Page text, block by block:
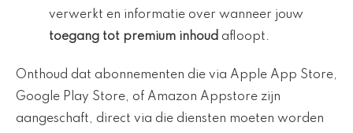
verwerkt en informatie over wanneer jouw
toegang tot premium inhoud afloopt.
Onthoud dat abonnementen die via Apple App Store,
Google Play Store, of Amazon Appstore zijn
aangeschaft, direct via die diensten moeten worden